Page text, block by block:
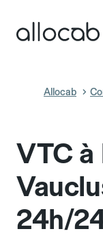
Allocab
VTC à
24h/